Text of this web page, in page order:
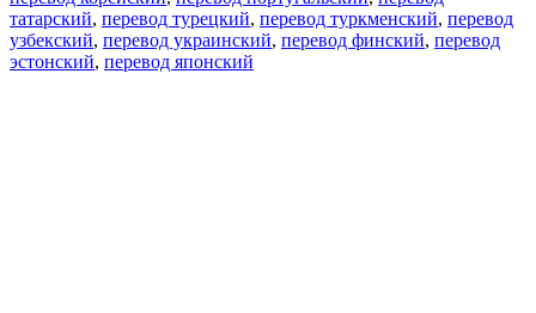
татарский, перевод турецкий, перевод туркменский, перевод
узбекский, перевод украинский, перевод финский, перевод
эстонский, перевод японский